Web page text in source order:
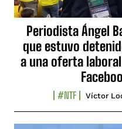
Periodista Ángel
que estuvo
a una oferta
#NTF Víctor